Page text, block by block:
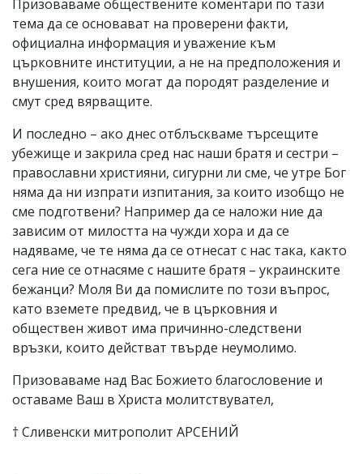
Призоваваме обществените коментари по тази
тема да се основават на проверени факти,
официална информация и уважение към
църковните институции, а не на предположения и
внушения, които могат да породят разделение и
смут сред вярващите.
И последно – ако днес отблъскваме търсещите
убежище и закрила сред нас наши братя и сестри –
православни християни, сигурни ли сме, че утре Бог
няма да ни изпрати изпитания, за които изобщо не
сме подготвени? Например да се наложи ние да
зависим от милостта на чужди хора и да се
надяваме, че те няма да се отнесат с нас така, както
сега ние се отнасяме с нашите братя – украинските
бежанци? Моля Ви да помислите по този въпрос,
като вземете предвид, че в църковния и
обществен живот има причинно-следствени
връзки, които действат твърде неумолимо.
Призоваваме над Вас Божието благословение и
оставаме Ваш в Христа молитствувател,
† Сливенски митрополит АРСЕНИЙ